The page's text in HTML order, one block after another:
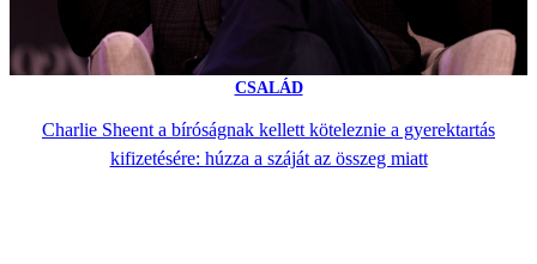
CSALÁD
Charlie Sheent a bíróságnak kellett köteleznie a gyerektartás
kifizetésére: húzza a száját az összeg miatt